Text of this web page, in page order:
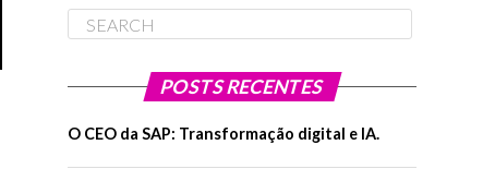
POSTS RECENTES
O CEO da SAP: Transformação digital e IA.